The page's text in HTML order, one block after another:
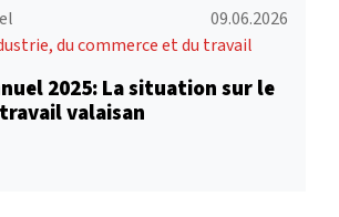
09.06.2026
du commerce et du travail
2025: La situation sur le
valaisan